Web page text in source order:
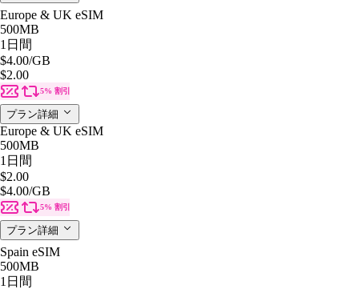
Europe & UK eSIM
500MB
1日間
$4.00/GB
$2.00
5% 割引
プラン詳細
Europe & UK eSIM
500MB
1日間
$2.00
$4.00/GB
5% 割引
プラン詳細
Spain eSIM
500MB
1日間